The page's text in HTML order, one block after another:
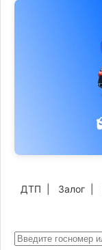
ДТП Залог